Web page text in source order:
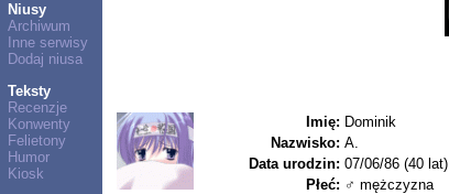
Niusy
Archiwum
Inne serwisy
Dodaj niusa
Teksty
Recenzje
Konwenty
Felietony
Humor
Kiosk
Imię: Dominik
Nazwisko: A.
Data urodzin: 07/06/86 (40 lat)
Płeć: ♂ mężczyzna